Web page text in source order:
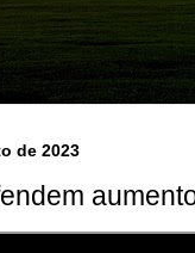
de 2023